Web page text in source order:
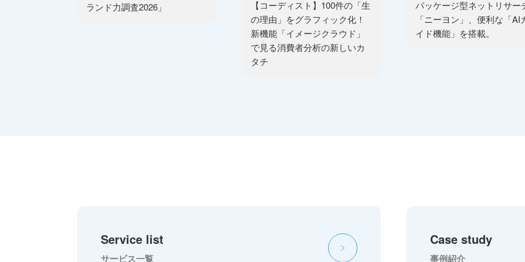
ランド力調査2026」
【コーディスト】100件の「生
の理由」をグラフィック化！
新機能「イメージクラウド」
で見る消費者分析の新しいカ
タチ
パッケージ型ネットリサー
「ニーヨン」、便利な「AI
イド機能」を搭載。
Service list
サービス一覧
Case study
事例紹介